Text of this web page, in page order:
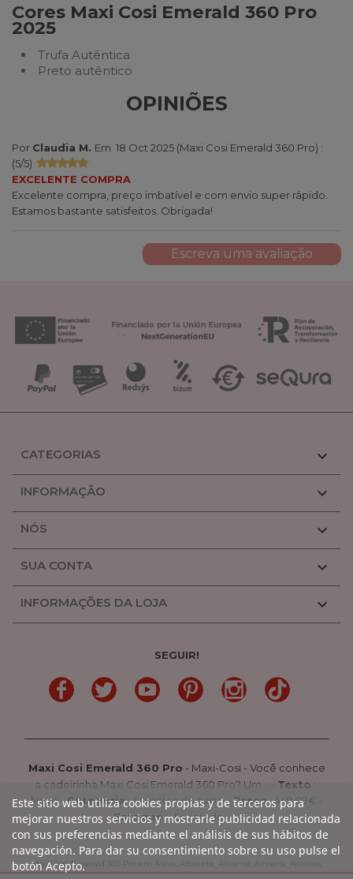
Cores Maxi Cosi Emerald 360 Pro
2025
Trufa Autêntica
Preto autêntico
OPINIÕES
Por Claudia M. Em 18 Oct 2025 (Maxi Cosi Emerald 360 Pro) :
(5/5)
EXCELENTE COMPRA
Excelente compra, preço imbatível e com envio super rápido.
Estamos bastante satisfeitos. Obrigada!
Escreva uma avaliação
CATEGORIAS 
INFORMAÇÃO 
NÓS 
SUA CONTA 
INFORMAÇÕES DA LOJA 
SEGUIR!
LinkedIn Gorjeio YouTube PinterestLinkedinTikTok
Maxi Cosi Emerald 360 Pro - Maxi-Cosi - Você conhece
a cadeirinha Maxi Cosi Emerald 360 Pro? Um...
- Texto :
Novo-Categoria:Assentos de carro- Preço:449.99€ -
Estoque : Esgotado
Este sitio web utiliza cookies propias y de terceros para
mejorar nuestros servicios y mostrarle publicidad relacionada
con sus preferencias mediante el análisis de sus hábitos de
navegación. Para dar su consentimiento sobre su uso pulse el
botón Acepto.
Maxi Cosi Emerald 360 Pro em Álava, Albacete, Alicante, Almería, Astúrias,